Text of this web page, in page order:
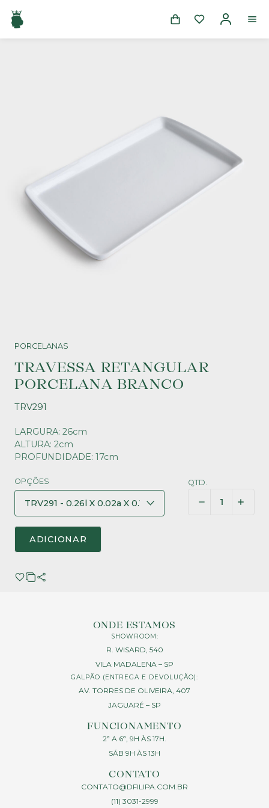
PORCELANAS
TRAVESSA RETANGULAR
PORCELANA BRANCO
TRV291
LARGURA: 26cm
ALTURA: 2cm
PROFUNDIDADE: 17cm
OPÇÕES QTD.
ADICIONAR
ONDE ESTAMOS
SHOWROOM:
R. WISARD, 540
VILA MADALENA – SP
GALPÃO (ENTREGA E DEVOLUÇÃO):
AV. TORRES DE OLIVEIRA, 407
JAGUARÉ – SP
FUNCIONAMENTO
2ª A 6ª, 9H ÀS 17H.
SÁB 9H ÀS 13H
CONTATO
CONTATO@DFILIPA.COM.BR
(11) 3031-2999